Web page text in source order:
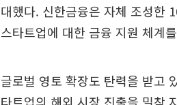
대했다. 신한금융은 자체 조성한
스타트업에 대한 금융 지원 체계
글로벌 영토 확장도 탄력을 받고